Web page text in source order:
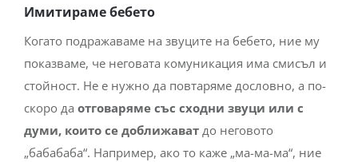
Имитираме бебето
Когато подражаваме на звуците на бебето, ние му
показваме, че неговата комуникация има смисъл и
стойност. Не е нужно да повтаряме дословно, а по-
скоро да отговаряме със сходни звуци или с
думи, които се доближават до неговото
„бабабаба“. Например, ако то каже „ма-ма-ма“, ние